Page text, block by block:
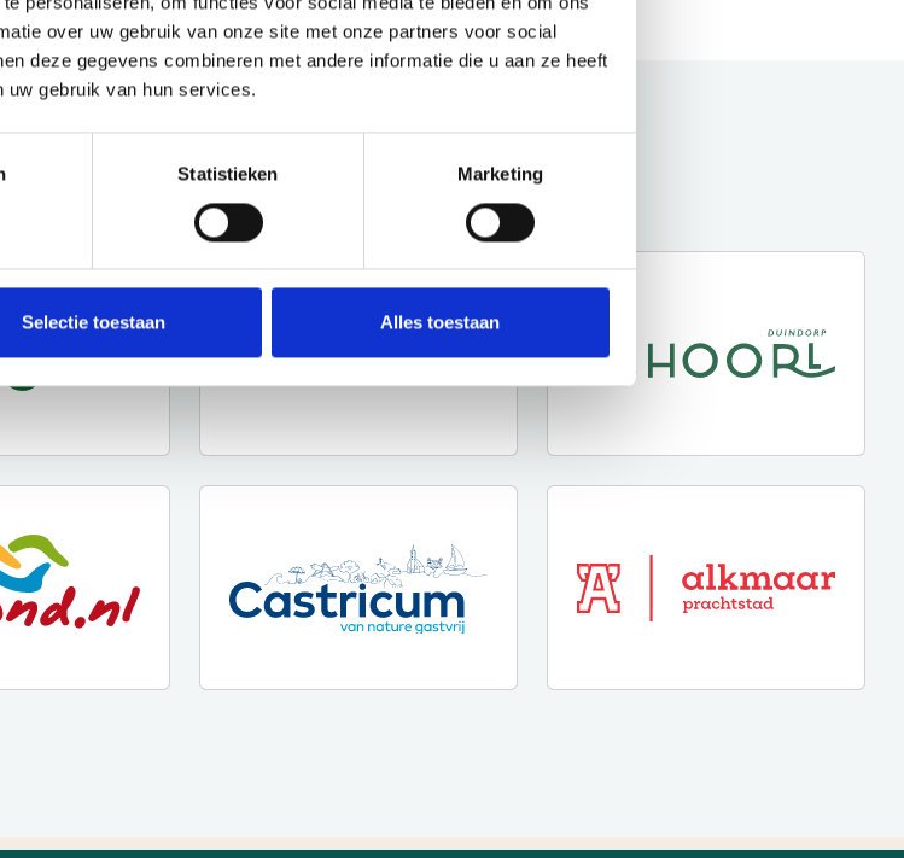
over uw gebruik van onze site met onze partners voor social
deze gegevens combineren met andere informatie die u aan ze heeft
gebruik van hun services.
Statistieken Marketing
Selectie toestaan Alles toestaan